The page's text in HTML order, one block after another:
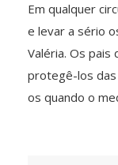
Em qualquer
e levar a sério
Valéria. Os
protegê-los
os quando o